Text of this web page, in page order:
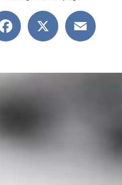
Facebook